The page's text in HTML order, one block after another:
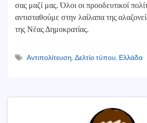
σας μαζί μας. Όλοι οι προοδευτικοί
αντισταθούμε στην λαίλαπα της
της Νέας Δημοκρατίας.
Αντιπολίτευση, Δελτίο τύπου, Ελλάδα